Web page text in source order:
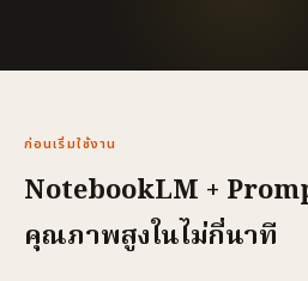
ก่อนเริ่มใช้งาน
NotebookLM +
คุณภาพสูงในไม่กี่นาที